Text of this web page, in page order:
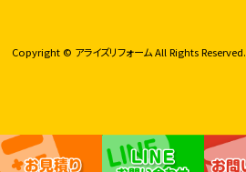
Copyright © アライズリフォーム All Rights Reserved.